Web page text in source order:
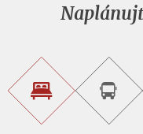
Najít
ubytování
okružní